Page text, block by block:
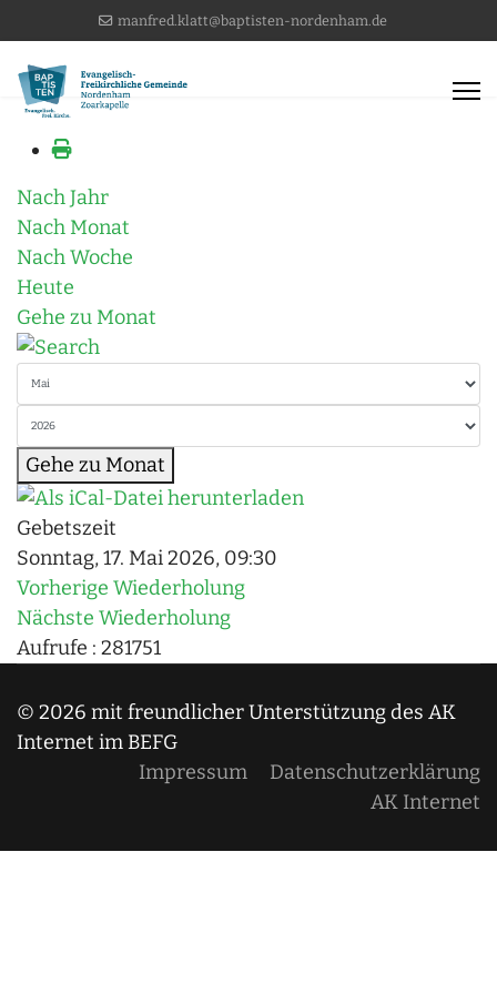
manfred.klatt@baptisten-nordenham.de
Nach Jahr
Nach Monat
Nach Woche
Heute
Gehe zu Monat
Gehe zu Monat
Gebetszeit
Sonntag, 17. Mai 2026, 09:30
Vorherige Wiederholung
Nächste Wiederholung
Aufrufe : 281751
© 2026 mit freundlicher Unterstützung des AK
Internet im BEFG
Impressum
Datenschutzerklärung
AK Internet